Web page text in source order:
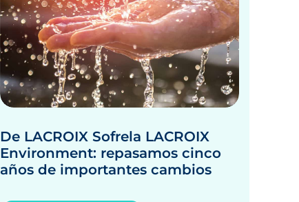
De LACROIX Sofrela LACROIX
Environment: repasamos cinco
años de importantes cambios